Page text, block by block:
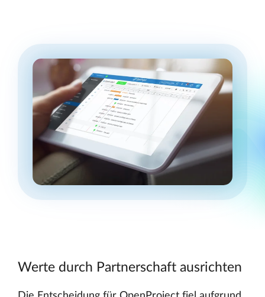
Werte durch Partnerschaft ausrichten